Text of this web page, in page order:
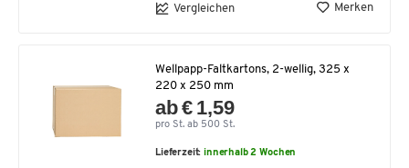
Vergleichen Merken
Wellpapp-Faltkartons, 2-wellig, 325 x
220 x 250 mm
ab € 1,59
pro St. ab 500 St.
Lieferzeit:innerhalb 2 Wochen